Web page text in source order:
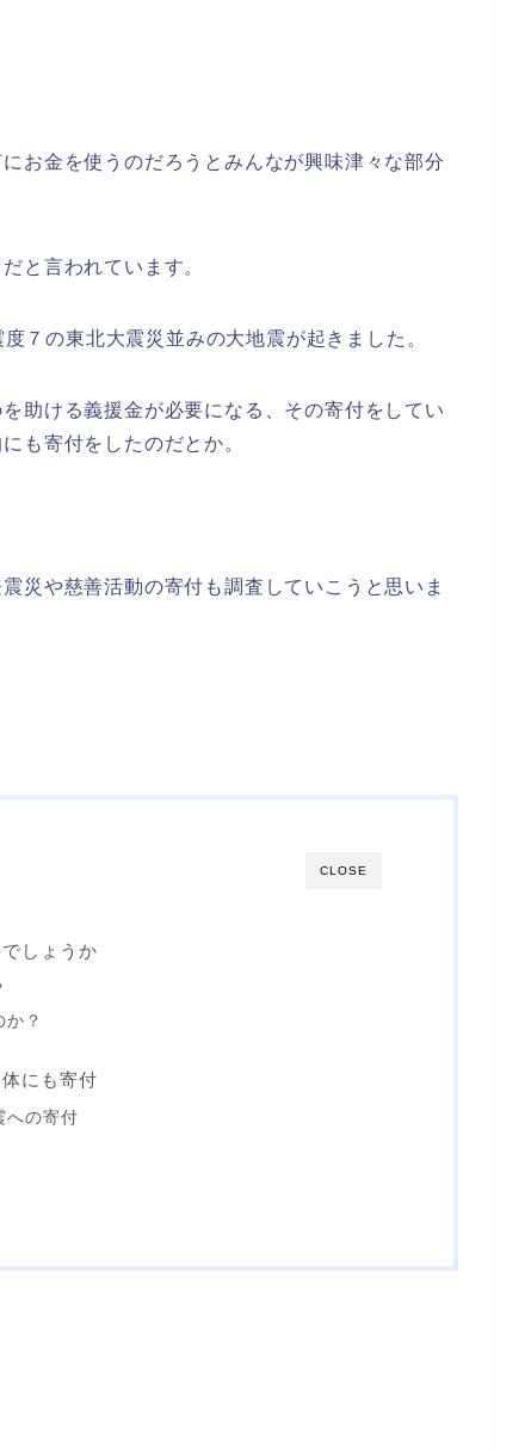
お金を使うのだろうとみんなが興味津々な部分
と言われています。
７の東北大震災並みの大地震が起きました。
助ける義援金が必要になる、その寄付をしてい
も寄付をしたのだとか。
災や慈善活動の寄付も調査していこうと思いま
CLOSE
しょうか
？
にも寄付
への寄付